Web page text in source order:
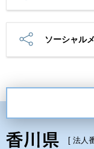
ソーシャル
[ 法人